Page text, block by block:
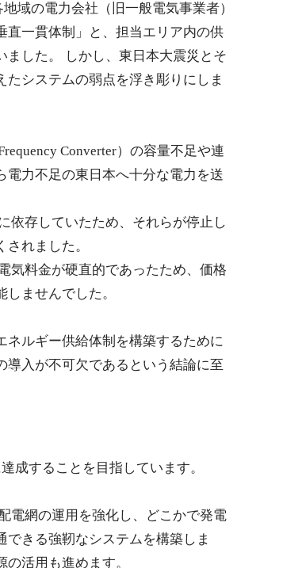
域の電力会社（旧一般電気事業者）
直一貫体制」と、担当エリア内の供
した。 しかし、東日本大震災とそ
システムの弱点を浮き彫りにしま
Converter）の容量不足や連
電力不足の東日本へ十分な電力を送
依存していたため、それらが停止し
れました。
気料金が硬直的であったため、価格
ませんでした。
ネルギー供給体制を構築するために
入が不可欠であるという結論に至
成することを目指しています。
電網の運用を強化し、どこかで発電
きる強靭なシステムを構築しま
活用も進めます。